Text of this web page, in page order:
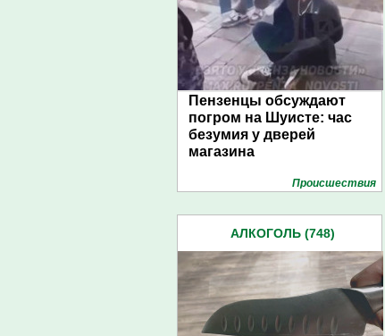
Пензенцы обсуждают
погром на Шуисте: час
безумия у дверей
магазина
Проиcшествия
АЛКОГОЛЬ (748)